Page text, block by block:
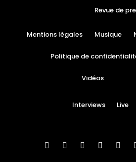
Revue de
Mentions légales Musique
Politique de
Vidéos
Interviews Live